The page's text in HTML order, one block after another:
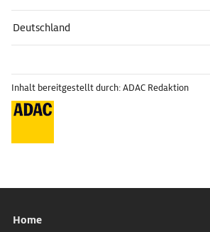
Deutschland
Inhalt bereitgestellt durch: ADAC Redaktion
Home